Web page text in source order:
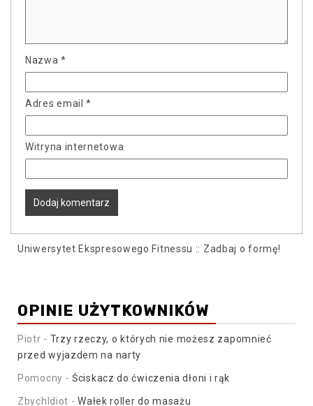
Nazwa*
Adres email*
Witryna internetowa
Uniwersytet Ekspresowego Fitnessu :: Zadbaj o formę!
OPINIE UŻYTKOWNIKÓW
Piotr - Trzy rzeczy, o których nie możesz zapomnieć
przed wyjazdem na narty
Pomocny -Ściskacz do ćwiczenia dłoni i rąk
ZbychIdiot -Wałek roller do masażu